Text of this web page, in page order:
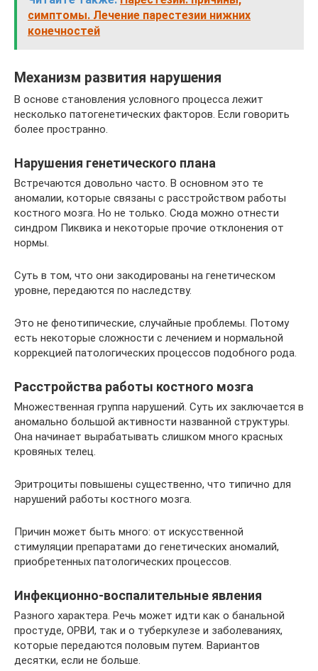
симптомы. Лечение парестезии нижних
конечностей
Механизм развития нарушения
В основе становления условного процесса лежит
несколько патогенетических факторов. Если говорить
более пространно.
Нарушения генетического плана
Встречаются довольно часто. В основном это те
аномалии, которые связаны с расстройством работы
костного мозга. Но не только. Сюда можно отнести
синдром Пиквика и некоторые прочие отклонения от
нормы.
Суть в том, что они закодированы на генетическом
уровне, передаются по наследству.
Это не фенотипические, случайные проблемы. Потому
есть некоторые сложности с лечением и нормальной
коррекцией патологических процессов подобного рода.
Расстройства работы костного мозга
Множественная группа нарушений. Суть их заключается в
аномально большой активности названной структуры.
Она начинает вырабатывать слишком много красных
кровяных телец.
Эритроциты повышены существенно, что типично для
нарушений работы костного мозга.
Причин может быть много: от искусственной
стимуляции препаратами до генетических аномалий,
приобретенных патологических процессов.
Инфекционно-воспалительные явления
Разного характера. Речь может идти как о банальной
простуде, ОРВИ, так и о туберкулезе и заболеваниях,
которые передаются половым путем. Вариантов
десятки, если не больше.